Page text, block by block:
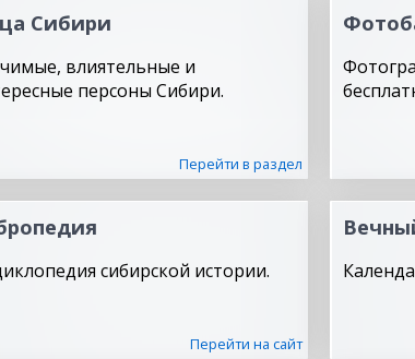
Сибири
влиятельные и
персоны Сибири.
Перейти в раздел
сибирской истории.
Перейти на сайт